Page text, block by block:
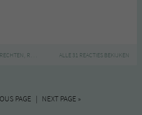
, RECEPT AUBERGINE,MAKKELIJK,MANA
ALLE 31 REACTIES BEKIJKEN
PAGE | NEXT PAGE »